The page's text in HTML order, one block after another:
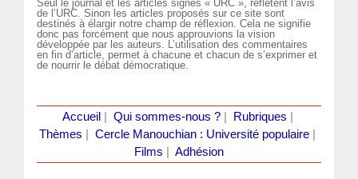
Seul le journal et les articles signés « URC », reflètent l’avis
de l’URC. Sinon les articles proposés sur ce site sont
destinés à élargir notre champ de réflexion. Cela ne signifie
donc pas forcément que nous approuvions la vision
développée par les auteurs. L’utilisation des commentaires
en fin d’article, permet à chacune et chacun de s’exprimer et
de nourrir le débat démocratique.
Accueil Qui sommes-nous ?| Rubriques
Thèmes
Cercle Manouchian : Université populaire
Films
Adhésion